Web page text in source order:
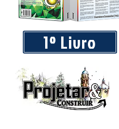
Praça 04 de Julho recebe
livre
1º Livro